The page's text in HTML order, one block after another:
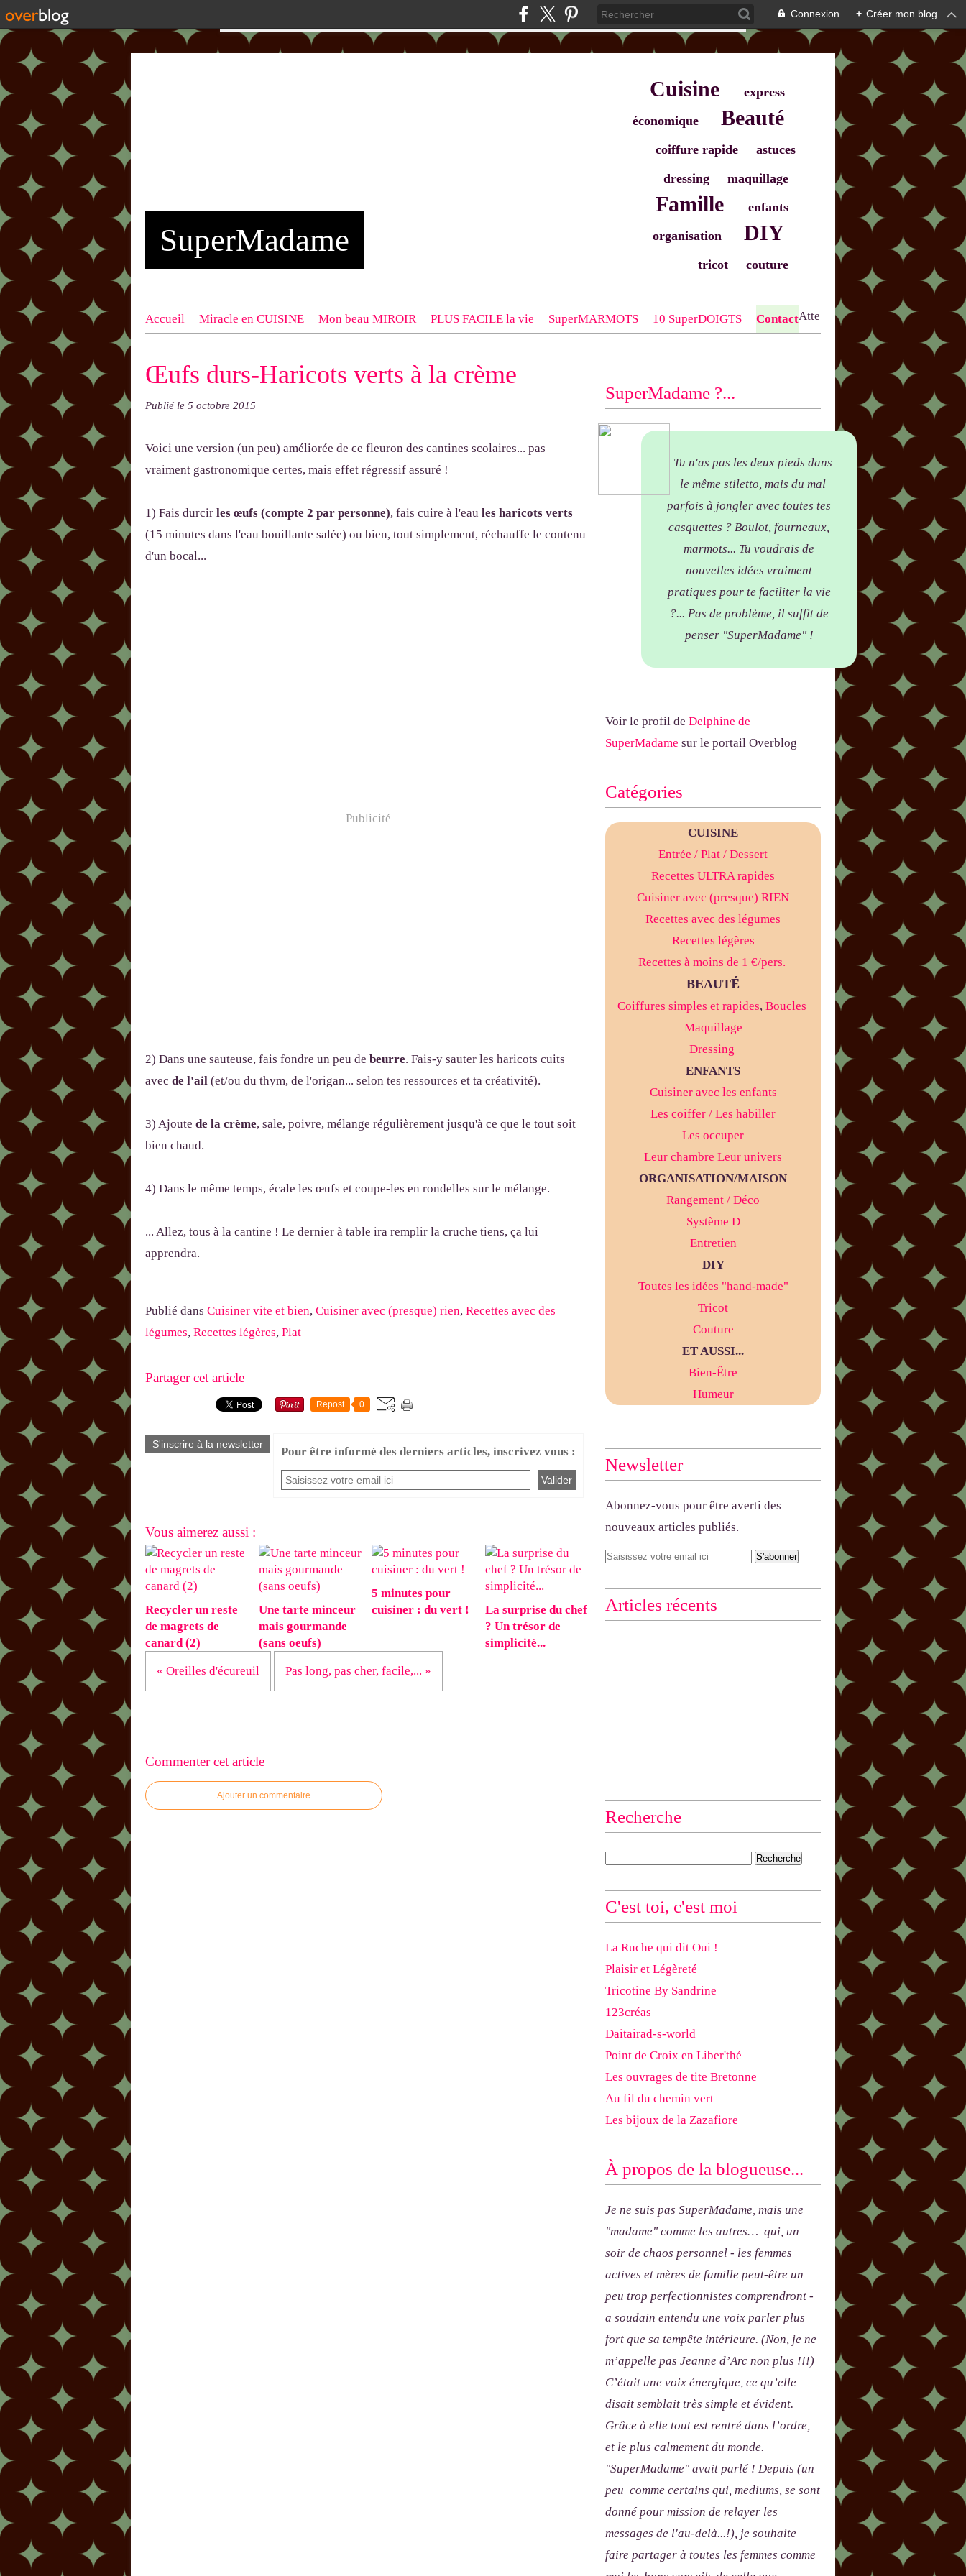
Connexion + Créer mon blog
SuperMadame
Cuisine
express
économique
Beauté
coiffure rapide
astuces
dressing
maquillage
Famille
enfants
organisation
DIY
tricot couture
Accueil Miracle en CUISINE Mon beau MIROIR PLUS FACILE la vie SuperMARMOTS 10 SuperDOIGTS ContactAtte
ntio
exemple : "Bonnet cloche From Annie", "Veste Rue Cambon")... à défaut, impossible de te les envoyer !
Œufs durs-Haricots verts à la crème
Publié le 5 octobre 2015
Voici une version (un peu) améliorée de ce fleuron des cantines scolaires... pas
vraiment gastronomique certes, mais effet régressif assuré !
1) Fais durcir les œufs (compte 2 par personne), fais cuire à l'eau les haricots verts
(15 minutes dans l'eau bouillante salée) ou bien, tout simplement, réchauffe le contenu
d'un bocal...
Publicité
2) Dans une sauteuse, fais fondre un peu de beurre. Fais-y sauter les haricots cuits
avec de l'ail (et/ou du thym, de l'origan... selon tes ressources et ta créativité).
3) Ajoute de la crème, sale, poivre, mélange régulièrement jusqu'à ce que le tout soit
bien chaud.
4) Dans le même temps, écale les œufs et coupe-les en rondelles sur le mélange.
... Allez, tous à la cantine ! Le dernier à table ira remplir la cruche tiens, ça lui
apprendra.
Publié dans Cuisiner vite et bien, Cuisiner avec (presque) rien, Recettes avec des
légumes, Recettes légères, Plat
Partager cet article
Repost 0
S'inscrire à la newsletter
Pour être informé des derniers articles, inscrivez vous :
Vous aimerez aussi :
Recycler un reste
de magrets de
canard (2)
Une tarte minceur
mais gourmande
(sans oeufs)
5 minutes pour
cuisiner : du vert !
La surprise du chef
? Un trésor de
simplicité...
« Oreilles d'écureuil Pas long, pas cher, facile,... »
Commenter cet article
Ajouter un commentaire
SuperMadame ?...
Tu n'as pas les deux pieds dans
le même stiletto, mais du mal
parfois à jongler avec toutes tes
casquettes ? Boulot, fourneaux,
marmots... Tu voudrais de
nouvelles idées vraiment
pratiques pour te faciliter la vie
?... Pas de problème, il suffit de
penser "SuperMadame" !
Voir le profil de Delphine de
SuperMadame sur le portail Overblog
Catégories
CUISINE
Entrée / Plat / Dessert
Recettes ULTRA rapides
Cuisiner avec (presque) RIEN
Recettes avec des légumes
Recettes légères
Recettes à moins de 1 €/pers.
BEAUTÉ
Coiffures simples et rapides, Boucles
Maquillage
Dressing
ENFANTS
Cuisiner avec les enfants
Les coiffer / Les habiller
Les occuper
Leur chambre Leur univers
ORGANISATION/MAISON
Rangement / Déco
Système D
Entretien
DIY
Toutes les idées "hand-made"
Tricot
Couture
ET AUSSI...
Bien-Être
Humeur
Newsletter
Abonnez-vous pour être averti des
nouveaux articles publiés.
Articles récents
Recherche
C'est toi, c'est moi
La Ruche qui dit Oui !
Plaisir et Légèreté
Tricotine By Sandrine
123créas
Daitairad-s-world
Point de Croix en Liber'thé
Les ouvrages de tite Bretonne
Au fil du chemin vert
Les bijoux de la Zazafiore
À propos de la blogueuse...
Je ne suis pas SuperMadame, mais une
"madame" comme les autres… qui, un
soir de chaos personnel - les femmes
actives et mères de famille peut-être un
peu trop perfectionnistes comprendront -
a soudain entendu une voix parler plus
fort que sa tempête intérieure. (Non, je ne
m’appelle pas Jeanne d’Arc non plus !!!)
C’était une voix énergique, ce qu’elle
disait semblait très simple et évident.
Grâce à elle tout est rentré dans l’ordre,
et le plus calmement du monde.
"SuperMadame" avait parlé ! Depuis (un
peu comme certains qui, mediums, se sont
donné pour mission de relayer les
messages de l'au-delà...!), je souhaite
faire partager à toutes les femmes comme